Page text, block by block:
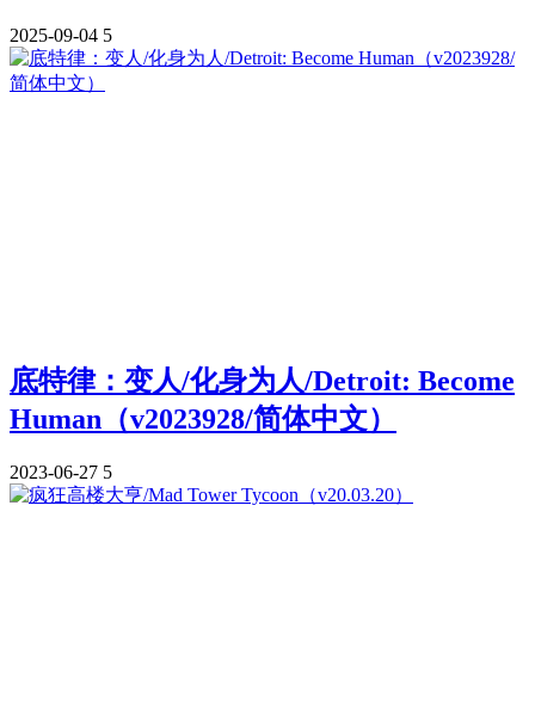
2025-09-04 5
底特律：变人/化身为人/Detroit: Become
Human（v2023928/简体中文）
2023-06-27 5